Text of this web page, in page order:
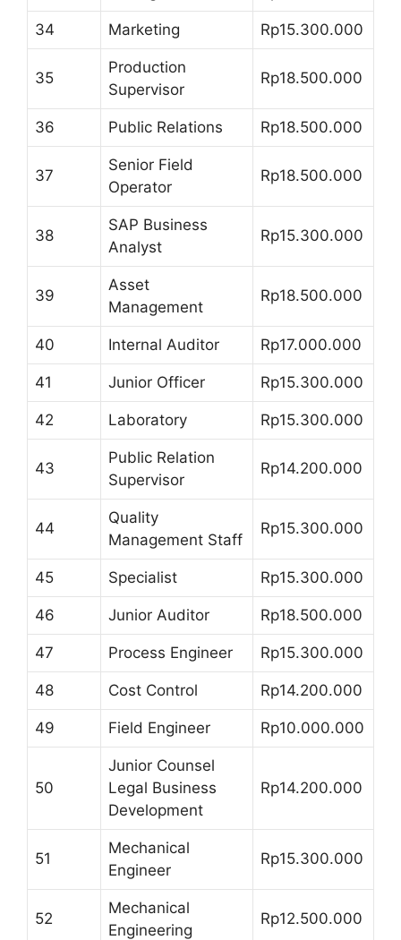
34 Marketing Rp15.300.000
35
Production
Supervisor
Rp18.500.000
36 Public Relations Rp18.500.000
37
Senior Field
Operator
Rp18.500.000
38
SAP Business
Analyst
Rp15.300.000
39
Asset
Management
Rp18.500.000
40 Internal Auditor Rp17.000.000
41 Junior Officer Rp15.300.000
42 Laboratory Rp15.300.000
43
Public Relation
Supervisor
Rp14.200.000
44
Quality
Management Staff
Rp15.300.000
45 Specialist Rp15.300.000
46 Junior Auditor Rp18.500.000
47 Process Engineer Rp15.300.000
48 Cost Control Rp14.200.000
49 Field Engineer Rp10.000.000
50
Junior Counsel
Legal Business
Development
Rp14.200.000
51
Mechanical
Engineer
Rp15.300.000
52
Mechanical
Engineering
Rp12.500.000